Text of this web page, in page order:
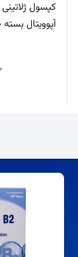
آپوویتال بسته 40 عددی